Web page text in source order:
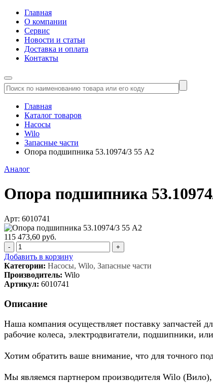
Главная
О компании
Сервис
Новости и статьи
Доставка и оплата
Контакты
Главная
Каталог товаров
Насосы
Wilo
Запасные части
Опора подшипника 53.10974/3 55 A2
Аналог
Опора подшипника
Арт: 6010741
115 473,60 руб.
- +
Добавить в корзину
Категории: Насосы, Wilo, Запасные части
Производитель: Wilo
Артикул: 6010741
Описание
Наша компания осуществляет поставку запчастей
рабочие колеса, электродвигатели, подшипники,
Хотим обратить ваше внимание, что для точного
Мы являемся партнером производителя Wilo